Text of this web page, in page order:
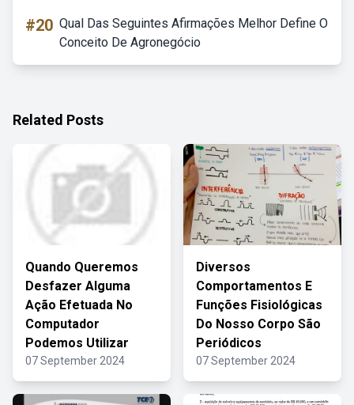
#20 Qual Das Seguintes Afirmações Melhor Define O
Conceito De Agronegócio
Related Posts
Quando Queremos
Desfazer Alguma
Ação Efetuada No
Computador
Podemos Utilizar
07 September 2024
Diversos
Comportamentos E
Funções Fisiológicas
Do Nosso Corpo São
Periódicos
07 September 2024